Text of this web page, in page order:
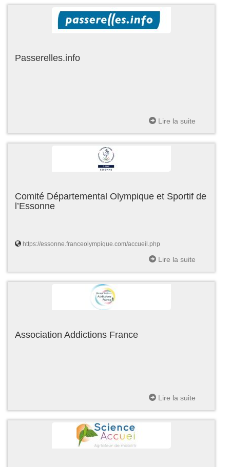
Passerelles.info
Lire la suite
Comité Départemental Olympique et Sportif de
l’Essonne
https://essonne.franceolympique.com/accueil.php
Lire la suite
Association Addictions France
Lire la suite